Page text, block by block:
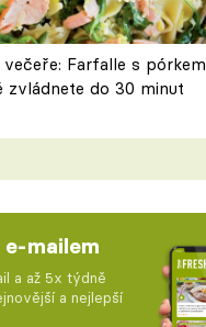
Farfalle s pórkem
zvládnete do 30 minut
mailem
a až 5x týdně
a nejlepší